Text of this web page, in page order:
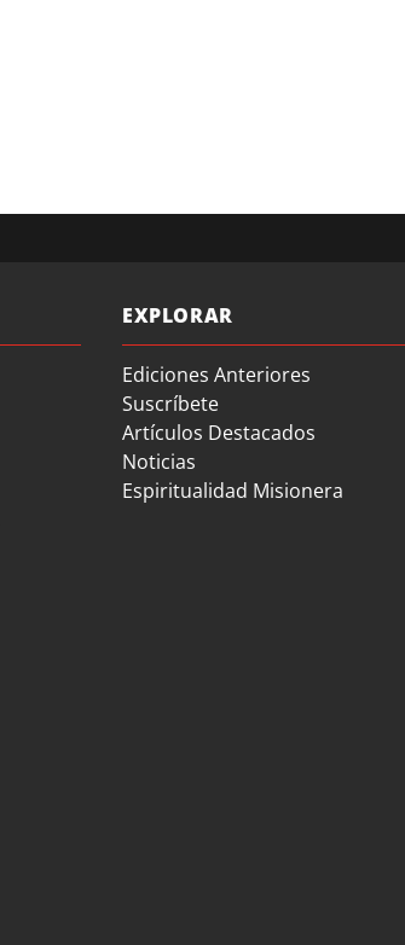
EXPLORAR
Ediciones Anteriores
Suscríbete
Artículos Destacados
Noticias
Espiritualidad Misionera